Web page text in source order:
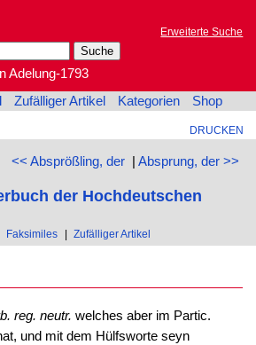
Erweiterte Suche
Adelung-1793
Zufälliger Artikel Kategorien Shop
DRUCKEN
<< Absprößling, der| Absprung, der >>
der Hochdeutschen
Faksimiles Zufälliger Artikel
reg. neutr. welches aber im Partic.
und mit dem Hülfsworte seyn